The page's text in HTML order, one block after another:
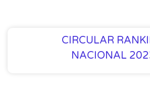
CIRCULAR
NACIONAL